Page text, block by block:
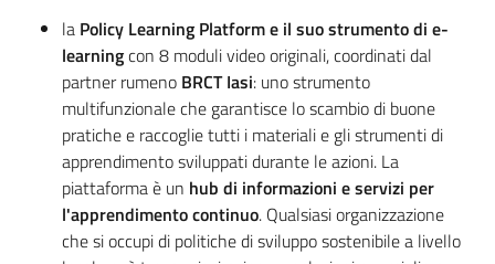
la Policy Learning Platform e il suo strumento di e-
learningcon 8 moduli video originali, coordinati dal
partner rumeno BRCT Iasi: uno strumento
multifunzionale che garantisce lo scambio di buone
pratiche e raccoglie tutti i materiali e gli strumenti di
apprendimento sviluppati durante le azioni. La
piattaforma è un hub di informazioni e servizi per
l'apprendimento continuo. Qualsiasi organizzazione
che si occupi di politiche di sviluppo sostenibile a livello